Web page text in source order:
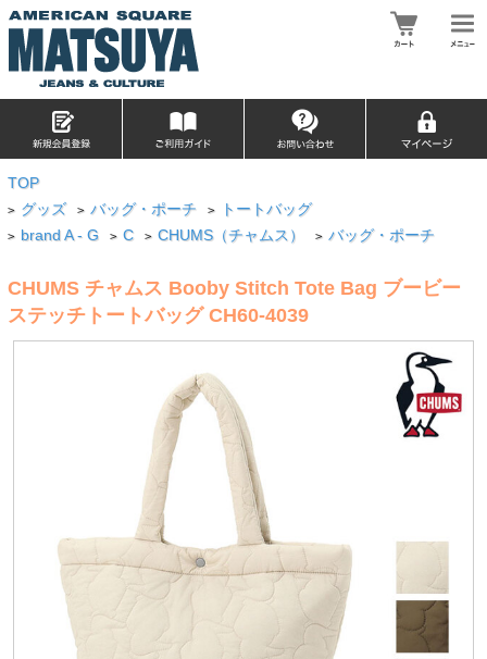
TOP
> グッズ > バッグ・ポーチ > トートバッグ
> brand A - G > C > CHUMS（チャムス） > バッグ・ポーチ
CHUMS チャムス Booby Stitch Tote Bag ブービー
ステッチトートバッグ CH60-4039